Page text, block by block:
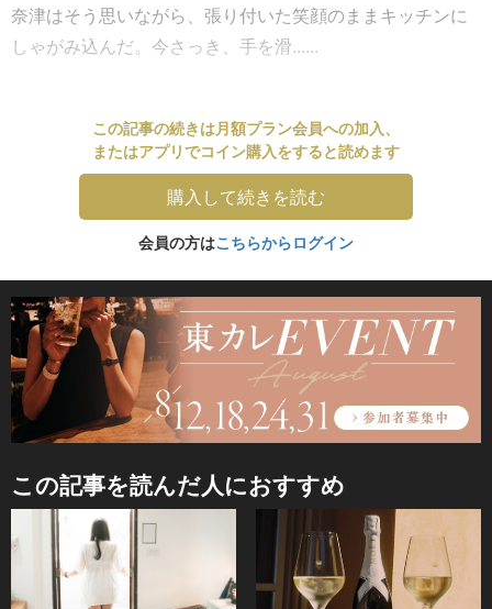
奈津はそう思いながら、張り付いた笑顔のままキッチンに
しゃがみ込んだ。今さっき、手を滑......
この記事の続きは月額プラン会員への加入、
またはアプリでコイン購入をすると読めます
購入して続きを読む
会員の方はこちらからログイン
この記事を読んだ人におすすめ